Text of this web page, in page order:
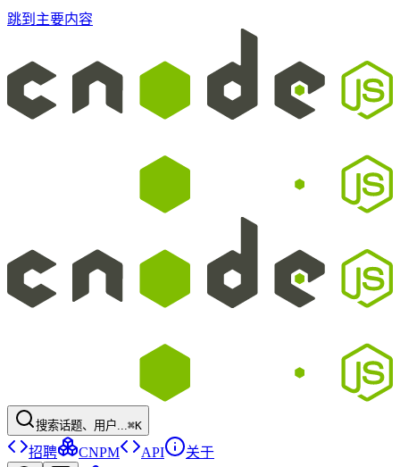
跳到主要内容
搜索话题、用户...⌘K
招聘 CNPM API
关于